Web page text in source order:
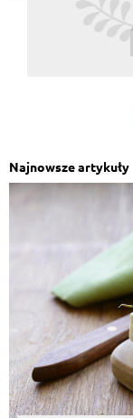
Najnowsze artykuły